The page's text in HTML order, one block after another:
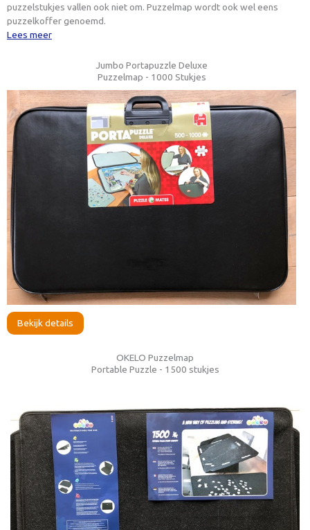
puzzelstukjes vallen ook niet om. Puzzelmap wordt ook wel eens
puzzelkoffer genoemd.
Lees meer
Jumbo Portapuzzle Deluxe
Puzzelmap - 1000 Stukjes
Bekijk details
OKELO Puzzelmap
Portable Puzzle - 1500 stukjes